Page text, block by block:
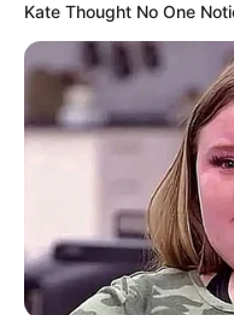
Kate Thought No One